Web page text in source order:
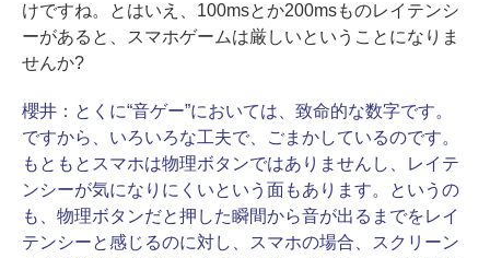
けですね。とはいえ、100msとか200msものレイテンシ
ーがあると、スマホゲームは厳しいということになりま
せんか?
櫻井： とくに“音ゲー”においては、致命的な数字です。
ですから、いろいろな工夫で、ごまかしているのです。
もともとスマホは物理ボタンではありませんし、レイテ
ンシーが気になりにくいという面もあります。というの
も、物理ボタンだと押した瞬間から音が出るまでをレイ
テンシーと感じるのに対し、スマホの場合、スクリーン